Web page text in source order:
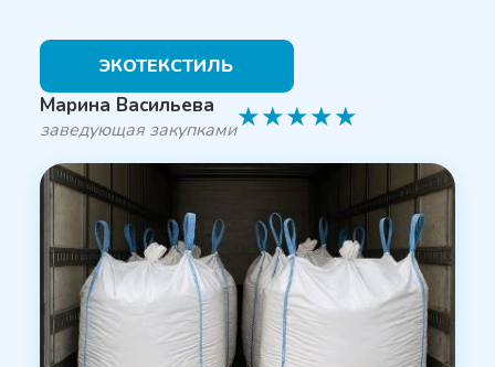
ЭКОТЕКСТИЛЬ
Марина Васильева
заведующая закупками★★★★★